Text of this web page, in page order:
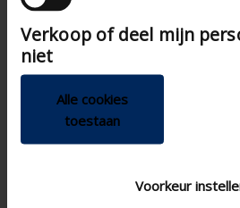
die ze hebben verzameld op
van hun services.
Verkoop of deel mijn
niet
Alle cookies
toestaan
Voorkeur
Alignment
CE tested
Box depth (mm)
Freestanding
Guarantee on Fixscreen
7